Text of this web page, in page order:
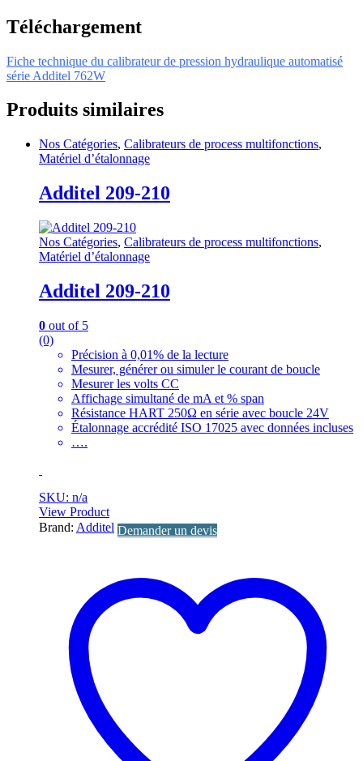
Téléchargement
Fiche technique du calibrateur de pression hydraulique automatisé
série Additel 762W
Produits similaires
Nos Catégories, Calibrateurs de process multifonctions,
Matériel d’étalonnage
Additel 209-210
Nos Catégories, Calibrateurs de process multifonctions,
Matériel d’étalonnage
Additel 209-210
0 out of 5
(0)
Précision à 0,01% de la lecture
Mesurer, générer ou simuler le courant de boucle
Mesurer les volts CC
Affichage simultané de mA et % span
Résistance HART 250Ω en série avec boucle 24V
Étalonnage accrédité ISO 17025 avec données incluses
….
SKU: n/a
View Product
Brand: Additel Demander un devis